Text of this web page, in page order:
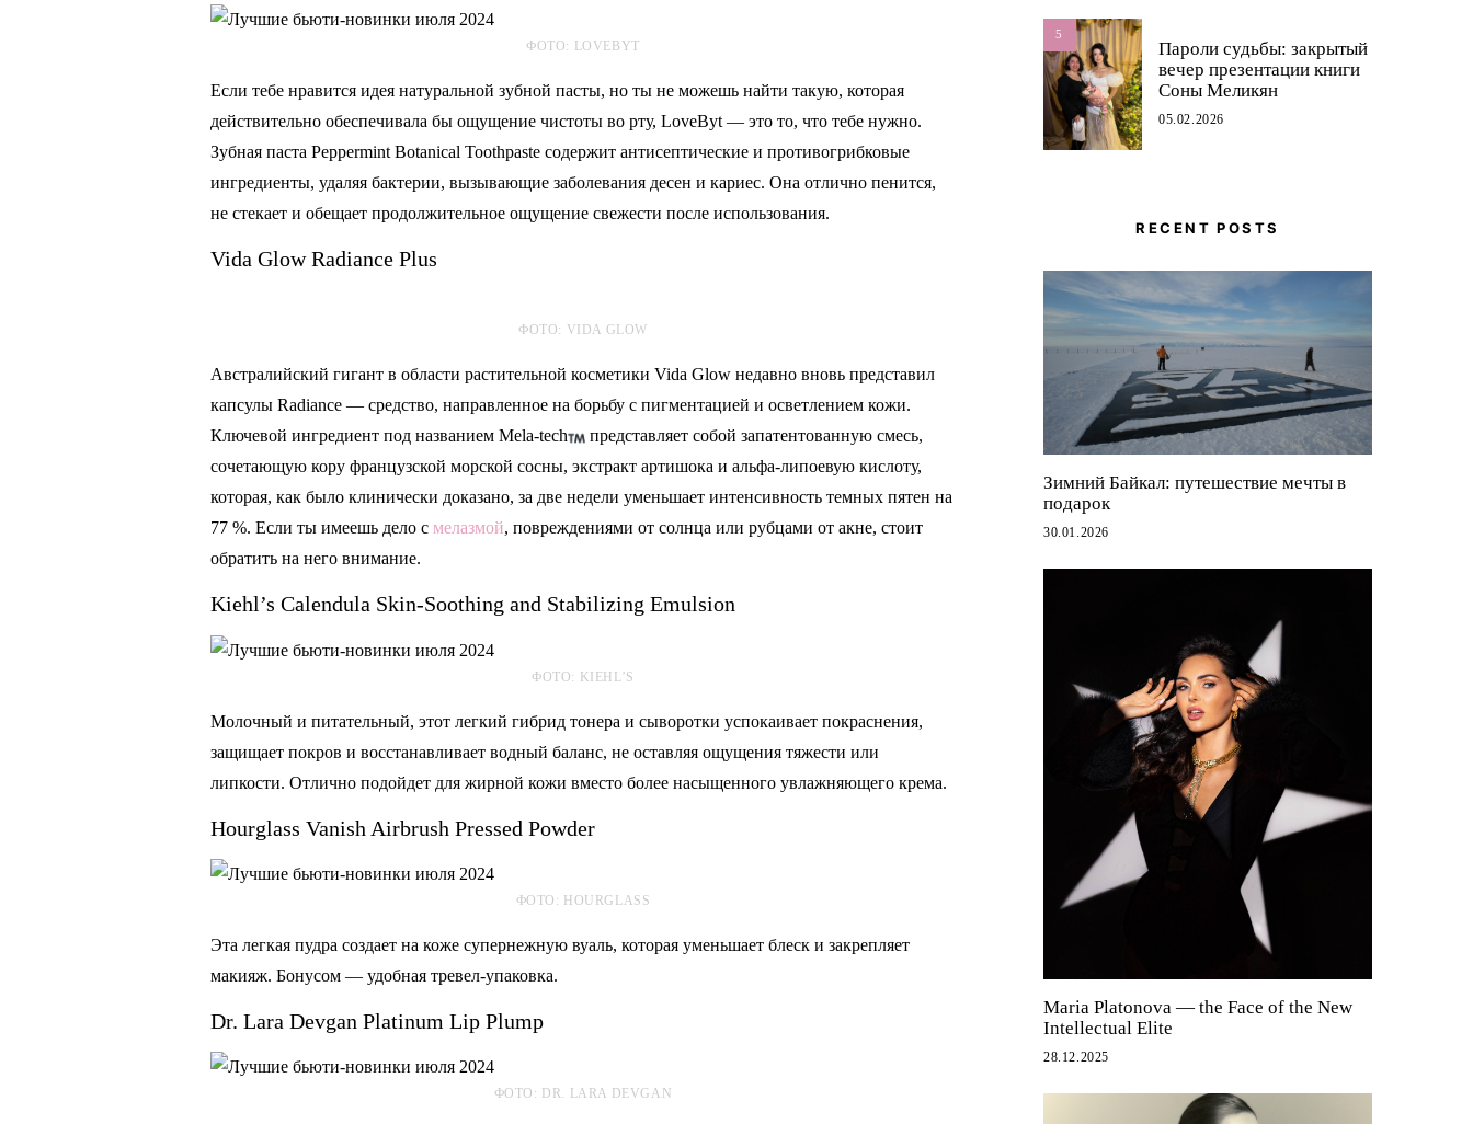
ФОТО: LOVEBYT
Если тебе нравится идея натуральной зубной пасты, но ты не можешь найти такую, которая
действительно обеспечивала бы ощущение чистоты во рту, LoveByt — это то, что тебе нужно.
Зубная паста Peppermint Botanical Toothpaste содержит антисептические и противогрибковые
ингредиенты, удаляя бактерии, вызывающие заболевания десен и кариес. Она отлично пенится,
не стекает и обещает продолжительное ощущение свежести после использования.
Vida Glow Radiance Plus
ФОТО: VIDA GLOW
Австралийский гигант в области растительной косметики Vida Glow недавно вновь представил
капсулы Radiance — средство, направленное на борьбу с пигментацией и осветлением кожи.
Ключевой ингредиент под названием Mela-tech
представляет собой запатентованную смесь,
сочетающую кору французской морской сосны, экстракт артишока и альфа-липоевую кислоту,
которая, как было клинически доказано, за две недели уменьшает интенсивность темных пятен на
77 %. Если ты имеешь дело с мелазмой, повреждениями от солнца или рубцами от акне, стоит
обратить на него внимание.
Kiehl’s Calendula Skin-Soothing and Stabilizing Emulsion
ФОТО: KIEHL’S
Молочный и питательный, этот легкий гибрид тонера и сыворотки успокаивает покраснения,
защищает покров и восстанавливает водный баланс, не оставляя ощущения тяжести или
липкости. Отлично подойдет для жирной кожи вместо более насыщенного увлажняющего крема.
Hourglass Vanish Airbrush Pressed Powder
ФОТО: HOURGLASS
Эта легкая пудра создает на коже супернежную вуаль, которая уменьшает блеск и закрепляет
макияж. Бонусом — удобная тревел-упаковка.
Dr. Lara Devgan Platinum Lip Plump
ФОТО: DR. LARA DEVGAN
5
Пароли судьбы: закрытый
вечер презентации книги
Соны Меликян
05.02.2026
RECENT POSTS
Зимний Байкал: путешествие мечты в
подарок
30.01.2026
Maria Platonova — the Face of the New
Intellectual Elite
28.12.2025